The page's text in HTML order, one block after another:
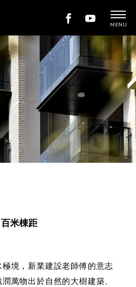
MENU
百米棟距
境，新業建設老師傅的意志
萬物出於自然的大樹建築、